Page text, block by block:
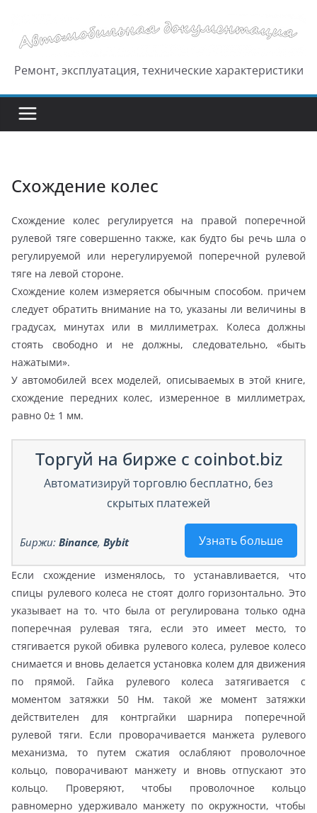
содержимому
Ремонт, эксплуатация, технические характеристики
Схождение колес
Схождение колес регулируется на правой поперечной
рулевой тяге совершенно также, как будто бы речь шла о
регулируемой или нерегулируемой поперечной рулевой
тяге на левой стороне.
Схождение колем измеряется обычным способом. причем
следует обратить внимание на то, указаны ли величины в
градусах, минутах или в миллиметрах. Колеса должны
стоять свободно и не должны, следовательно, «быть
нажатыми».
У автомобилей всех моделей, описываемых в этой книге,
схождение передних колес, измеренное в миллиметрах,
равно 0± 1 мм.
Торгуй на бирже с coinbot.biz
Автоматизируй торговлю бесплатно, без
скрытых платежей
Узнать больше
Биржи: Binance, Bybit
Если схождение изменялось, то устанавливается, что
спицы рулевого колеса не стоят долго горизонтально. Это
указывает на то. что была от регулирована только одна
поперечная рулевая тяга, если это имеет место, то
стягивается рукой обивка рулевого колеса, рулевое колесо
снимается и вновь делается установка колем для движения
по прямой. Гайка рулевого колеса затягивается с
моментом затяжки 50 Нм. такой же момент затяжки
действителен для контргайки шарнира поперечной
рулевой тяги. Если проворачивается манжета рулевого
механизма, то путем сжатия ослабляют проволочное
кольцо, поворачивают манжету и вновь отпускают это
кольцо. Проверяют, чтобы проволочное кольцо
равномерно удерживало манжету по окружности, чтобы